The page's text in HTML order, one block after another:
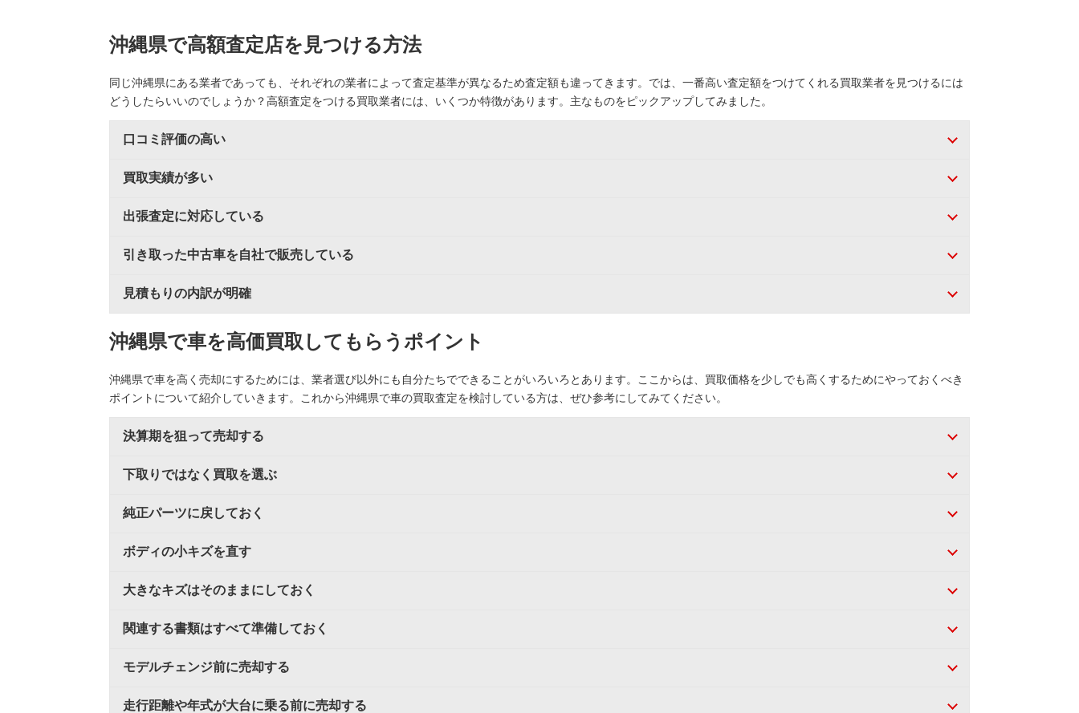
沖縄県で高額査定店を見つける方法
同じ沖縄県にある業者であっても、それぞれの業者によって査定基準が異なるため査定額も違ってきます。では、一番高い査定額をつけてくれる買取業者を見つけるには
どうしたらいいのでしょうか？高額査定をつける買取業者には、いくつか特徴があります。主なものをピックアップしてみました。
口コミ評価の高い
買取実績が多い
出張査定に対応している
引き取った中古車を自社で販売している
見積もりの内訳が明確
沖縄県で車を高価買取してもらうポイント
沖縄県で車を高く売却にするためには、業者選び以外にも自分たちでできることがいろいろとあります。ここからは、買取価格を少しでも高くするためにやっておくべき
ポイントについて紹介していきます。これから沖縄県で車の買取査定を検討している方は、ぜひ参考にしてみてください。
決算期を狙って売却する
下取りではなく買取を選ぶ
純正パーツに戻しておく
ボディの小キズを直す
大きなキズはそのままにしておく
関連する書類はすべて準備しておく
モデルチェンジ前に売却する
走行距離や年式が大台に乗る前に売却する